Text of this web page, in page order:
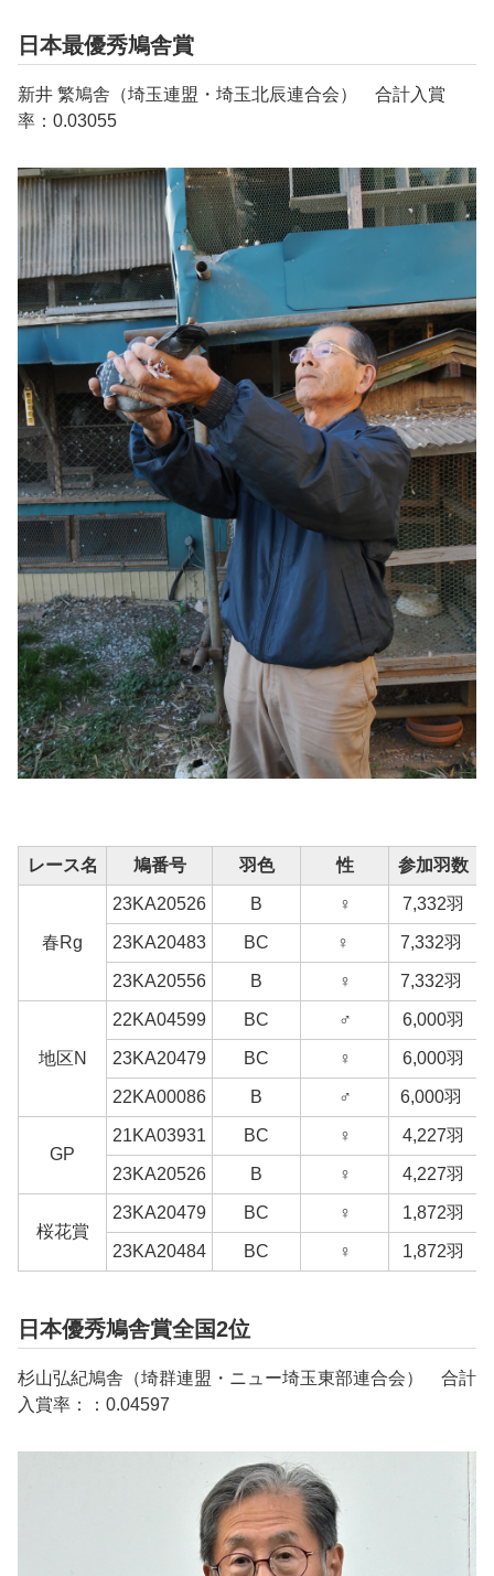
日本最優秀鳩舎賞
新井 繁鳩舎（埼玉連盟・埼玉北辰連合会） 合計入賞
率：0.03055
レース名 鳩番号 羽色 性 参加羽数
春Rg
23KA20526 B ♀ 7,332羽
23KA20483 BC ♀ 7,332羽
23KA20556 B ♀ 7,332羽
地区N
22KA04599 BC ♂ 6,000羽
23KA20479 BC ♀ 6,000羽
22KA00086 B ♂ 6,000羽
GP
21KA03931 BC ♀ 4,227羽
23KA20526 B ♀ 4,227羽
桜花賞
23KA20479 BC ♀ 1,872羽
23KA20484 BC ♀ 1,872羽
日本優秀鳩舎賞全国2位
杉山弘紀鳩舎（埼群連盟・ニュー埼玉東部連合会） 合計
入賞率：：0.04597